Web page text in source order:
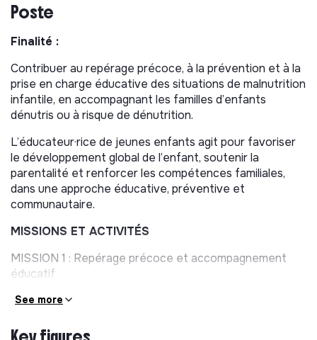
Poste
Finalité :
Contribuer au repérage précoce, à la prévention et à la
prise en charge éducative des situations de malnutrition
infantile, en accompagnant les familles d’enfants
dénutris ou à risque de dénutrition.
L’éducateur·rice de jeunes enfants agit pour favoriser
le développement global de l’enfant, soutenir la
parentalité et renforcer les compétences familiales,
dans une approche éducative, préventive et
communautaire.
MISSIONS ET ACTIVITÉS
MISSION 1 : Repérage précoce et accompagnement
éducatif
éducatives communautaires
See more